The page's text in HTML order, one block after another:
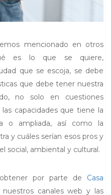
mencionado en otros
es lo que se quiere,
que se escoja, se debe
que debe tener nuestra
no solo en cuestiones
capacidades que tiene la
o ampliada, así como la
y cuáles serían esos pros y
social, ambiental y cultural.
por parte de Casa
canales web y las